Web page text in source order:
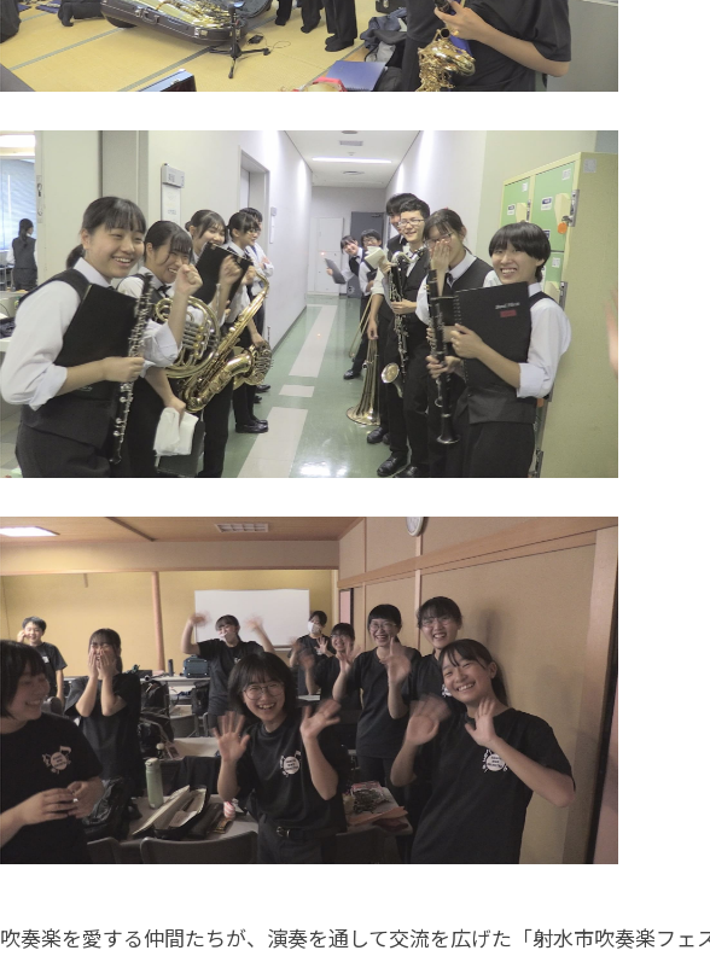
吹奏楽を愛する仲間たちが、演奏を通して交流を広げた「射水市吹奏楽フェ